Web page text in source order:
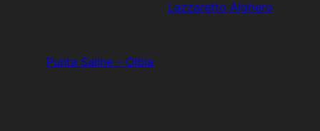
Punta Saline – Olbia
Lazzaretto Alghero